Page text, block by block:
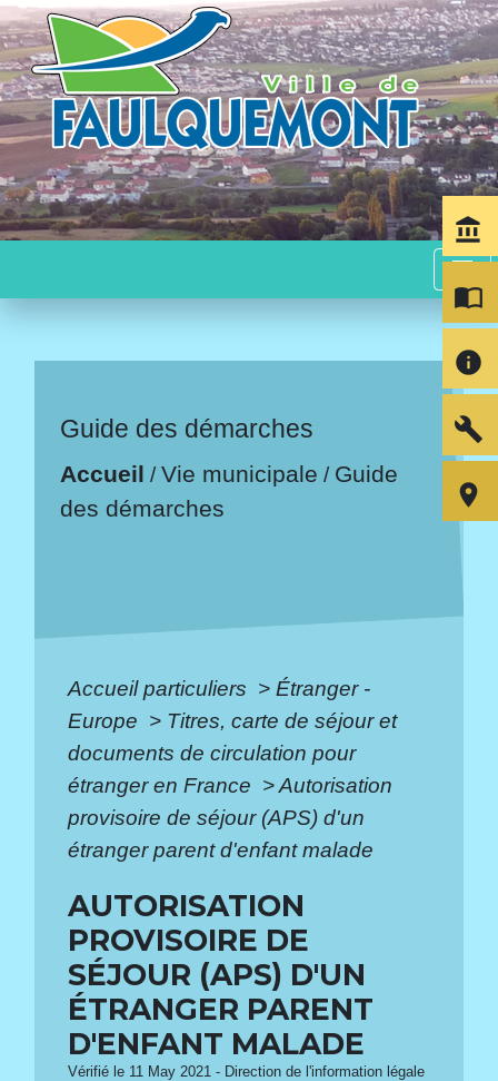
menu
Guide des démarches
Accueil /Vie municipale / Guide
des démarches
Accueil particuliers > Étranger -
Europe > Titres, carte de séjour et
documents de circulation pour
étranger en France >Autorisation
provisoire de séjour (APS) d'un
étranger parent d'enfant malade
AUTORISATION
PROVISOIRE DE
SÉJOUR (APS) D'UN
ÉTRANGER PARENT
D'ENFANT MALADE
Vérifié le 11 May 2021 - Direction de l'information légale
account_balance
import_contacts
info
build
room